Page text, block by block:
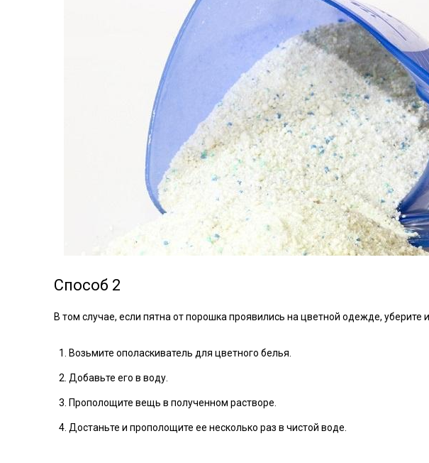
Способ 2
В том случае, если пятна от порошка проявились на цветной одежде,
Возьмите ополаскиватель для цветного белья.
Добавьте его в воду.
Прополощите вещь в полученном растворе.
Достаньте и прополощите ее несколько раз в чистой воде.